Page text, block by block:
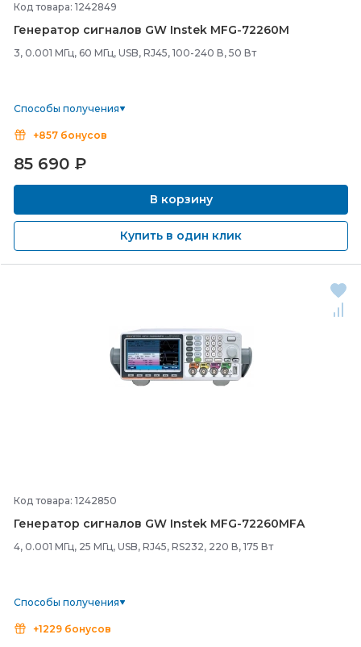
Код товара: 1242849
Генератор сигналов GW Instek MFG-72260M
3, 0.001 МГц, 60 МГц, USB, RJ45, 100-240 В, 50 Вт
Способы получения
+857 бонусов
85 690 ₽
В корзину
Купить в один клик
Код товара: 1242850
Генератор сигналов GW Instek MFG-72260MFA
4, 0.001 МГц, 25 МГц, USB, RJ45, RS232, 220 В, 175 Вт
Способы получения
+1229 бонусов